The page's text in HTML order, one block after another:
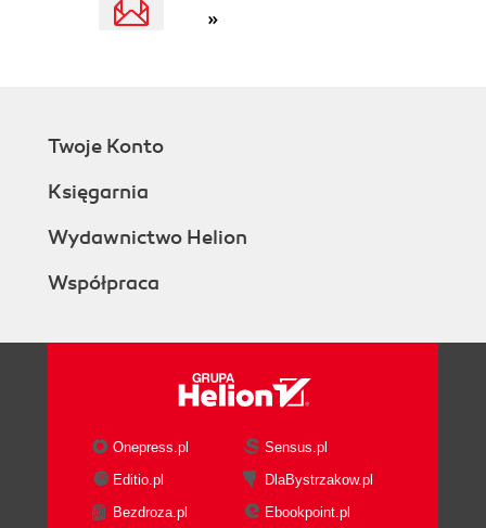
»
Twoje Konto
Księgarnia
Wydawnictwo Helion
Współpraca
Onepress.pl
Sensus.pl
Editio.pl
DlaBystrzakow.pl
Bezdroza.pl
Ebookpoint.pl